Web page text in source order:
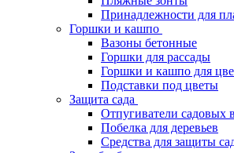
Принадлежности для
Горшки и кашпо
Вазоны бетонные
Горшки для рассады
Горшки и кашпо для
Подставки под цветы
Защита сада
Отпугиватели садовых
Побелка для деревьев
Средства для защиты